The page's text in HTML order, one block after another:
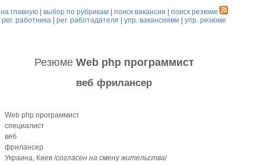
на главную| выбор по рубрикам| поиск вакансии
поиск резюме
рег. работника |рег. работадателя |упр. вакансиями |упр. резюме
Резюме Web php программист
веб фрилансер
Web php программист
специалист
веб
фрилансер
Украина, Киев /согласен на смену жительства/